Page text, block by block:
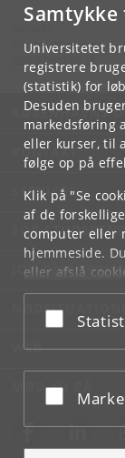
Universitetet
registrere
(statistik) for
Desuden
markedsføring
eller kurser, til
følge op på
Klik på "Se
af de
computer eller
hjemmeside.
eller afslå
underCookie-
bunden af hver
Administrationen
KØBENHAVNS
KONTAKT
SERVICES
FOR
JOB OG
WEB
MØD KU PÅ